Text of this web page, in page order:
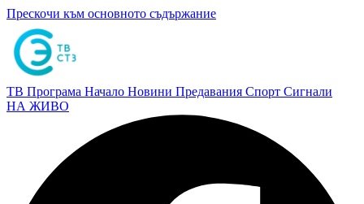
Прескочи към основното съдържание
ТВ Програма Начало Новини Предавания Спорт Сигнали
НА ЖИВО